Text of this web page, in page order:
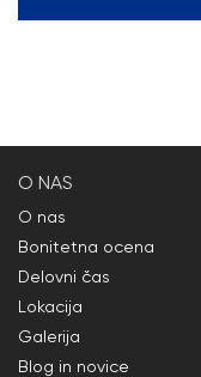
O NAS
O nas
Bonitetna ocena
Delovni čas
Lokacija
Galerija
Blog in novice